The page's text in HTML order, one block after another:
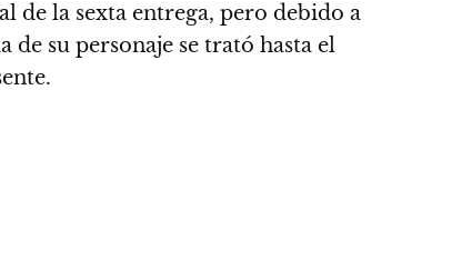
de la sexta entrega, pero debido a
de su personaje se trató hasta el